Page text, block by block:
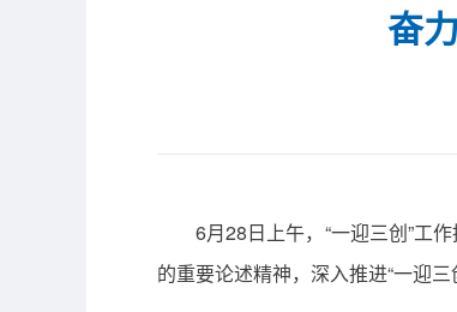
奋
6月28日上午，“一迎三创”工
的重要论述精神，深入推进“一迎